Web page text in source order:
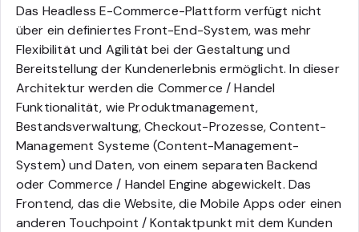
Das Headless E-Commerce-Plattform verfügt nicht
über ein definiertes Front-End-System, was mehr
Flexibilität und Agilität bei der Gestaltung und
Bereitstellung der Kundenerlebnis ermöglicht. In dieser
Architektur werden die Commerce / Handel
Funktionalität, wie Produktmanagement,
Bestandsverwaltung, Checkout-Prozesse, Content-
Management Systeme (Content-Management-
System) und Daten, von einem separaten Backend
oder Commerce / Handel Engine abgewickelt. Das
Frontend, das die Website, die Mobile Apps oder einen
anderen Touchpoint / Kontaktpunkt mit dem Kunden